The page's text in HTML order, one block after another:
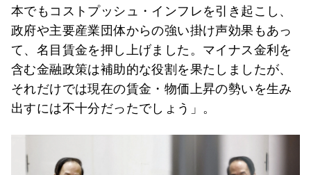
本でもコストプッシュ・インフレを引き起こし、
政府や主要産業団体からの強い掛け声効果もあっ
て、名目賃金を押し上げました。マイナス金利を
含む金融政策は補助的な役割を果たしましたが、
それだけでは現在の賃金・物価上昇の勢いを生み
出すには不十分だったでしょう」。